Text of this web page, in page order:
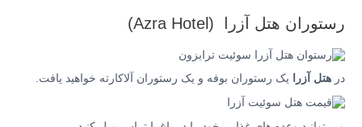
رستوران هتل آزرا (Azra Hotel)
درهتل آزرا یک رستوران بوفه و یک رستوران آلاکارته خواهید یافت.